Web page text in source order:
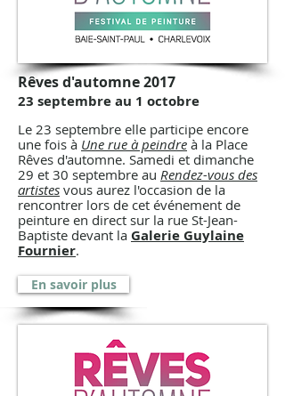
Rêves d'automne 2017
23 septembre au 1 octobre
Le 23 septembre elle participe encore
une fois à Une rue à peindre à la Place
Rêves d'automne. Samedi et dimanche
29 et 30 septembre au Rendez-vous des
artistes vous aurez l'occasion de la
rencontrer lors de cet événement de
peinture en direct sur la rue St-Jean-
Baptiste devant la Galerie Guylaine
Fournier.
En savoir plus